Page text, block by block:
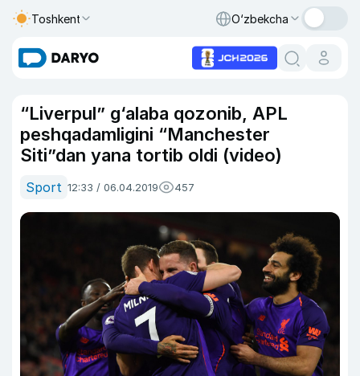
Toshkent O‘zbekcha
“Liverpul” g‘alaba qozonib, APL
peshqadamligini “Manchester
Siti”dan yana tortib oldi (video)
Sport 12:33 / 06.04.2019 457